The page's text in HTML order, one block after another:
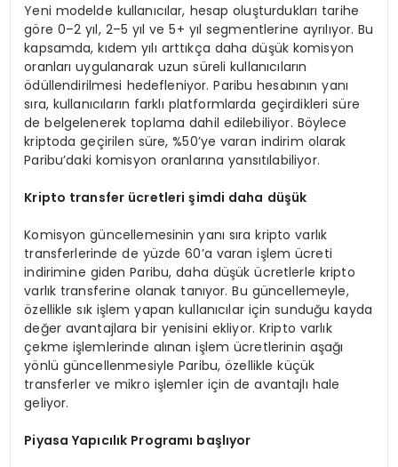
Yeni modelde kullanıcılar, hesap oluşturdukları tarihe
göre 0–2 yıl, 2–5 yıl ve 5+ yıl segmentlerine ayrılıyor. Bu
kapsamda, kıdem yılı arttıkça daha düşük komisyon
oranları uygulanarak uzun süreli kullanıcıların
ödüllendirilmesi hedefleniyor. Paribu hesabının yanı
sıra, kullanıcıların farklı platformlarda geçirdikleri süre
de belgelenerek toplama dahil edilebiliyor. Böylece
kriptoda geçirilen süre, %50’ye varan indirim olarak
Paribu’daki komisyon oranlarına yansıtılabiliyor.
Kripto transfer ücretleri şimdi daha düşük
Komisyon güncellemesinin yanı sıra kripto varlık
transferlerinde de yüzde 60’a varan işlem ücreti
indirimine giden Paribu, daha düşük ücretlerle kripto
varlık transferine olanak tanıyor. Bu güncellemeyle,
özellikle sık işlem yapan kullanıcılar için sunduğu kayda
değer avantajlara bir yenisini ekliyor. Kripto varlık
çekme işlemlerinde alınan işlem ücretlerinin aşağı
yönlü güncellenmesiyle Paribu, özellikle küçük
transferler ve mikro işlemler için de avantajlı hale
geliyor.
Piyasa Yapıcılık Programı başlıyor